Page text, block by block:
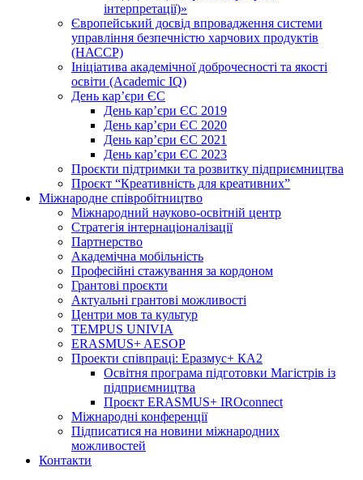
інтерпретації)»
Європейський досвід впровадження системи
управління безпечністю харчових продуктів
(НАССР)
Ініціатива академічної доброчесності та якості
освіти (Academic IQ)
День кар’єри ЄС
День кар’єри ЄС 2019
День кар’єри ЄС 2020
День кар’єри ЄС 2021
День кар’єри ЄС 2023
Проєкти підтримки та розвитку підприємництва
Проєкт “Креативність для креативних”
Міжнародне співробітництво
Міжнародний науково-освітній центр
Стратегія інтернаціоналізації
Партнерство
Академічна мобільність
Професійні стажування за кордоном
Грантові проєкти
Актуальні грантові можливості
Центри мов та культур
TEMPUS UNIVIA
ERASMUS+ AESOP
Проекти співпраці: Еразмус+ КА2
Освітня програма підготовки Магістрів із
підприємництва
Проєкт ERASMUS+ IROconnect
Міжнародні конференції
Підписатися на новини міжнародних
можливостей
Контакти